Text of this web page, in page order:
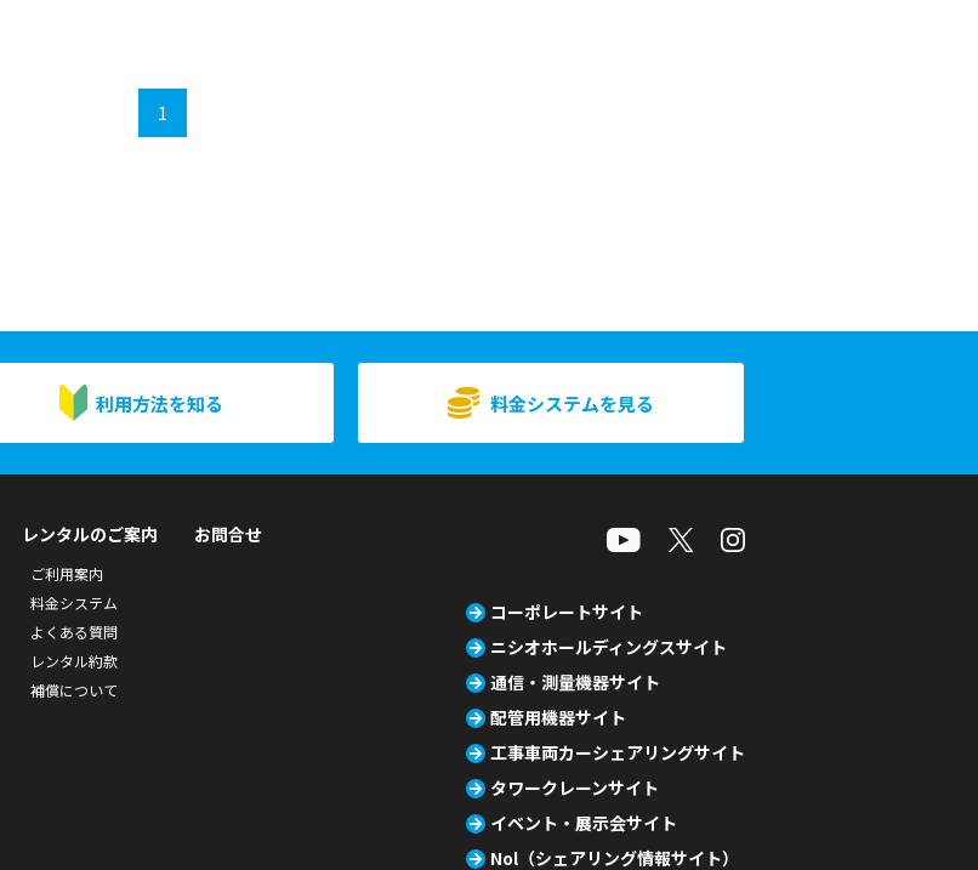
1
利用方法を知る 料金システムを見る
レンタルのご案内
ご利用案内
料金システム
よくある質問
レンタル約款
補償について
お問合せ
コーポレートサイト
ニシオホールディングスサイト
通信・測量機器サイト
配管用機器サイト
工事車両カーシェアリングサイト
タワークレーンサイト
イベント・展示会サイト
Nol（シェアリング情報サイト）